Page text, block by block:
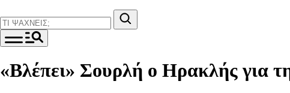
«Βλέπει» Σουρλή ο Ηρακλής για